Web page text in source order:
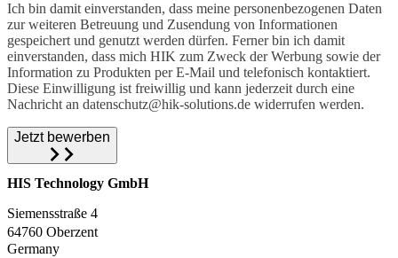
Ich bin damit einverstanden, dass meine personenbezogenen Daten
zur weiteren Betreuung und Zusendung von Informationen
gespeichert und genutzt werden dürfen. Ferner bin ich damit
einverstanden, dass mich HIK zum Zweck der Werbung sowie der
Information zu Produkten per E-Mail und telefonisch kontaktiert.
Diese Einwilligung ist freiwillig und kann jederzeit durch eine
Nachricht an datenschutz@hik-solutions.de widerrufen werden.
Jetzt bewerben
HIS Technology GmbH
Siemensstraße 4
64760 Oberzent
Germany